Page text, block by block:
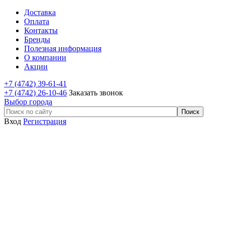
Доставка
Оплата
Контакты
Бренды
Полезная информация
О компании
Акции
+7 (4742) 39-61-41
+7 (4742) 26-10-46 Заказать звонок
Выбор города
Вход Регистрация